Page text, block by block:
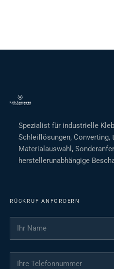
Spezialist für industrielle
Schleiflösungen, Converting,
Materialauswahl,
herstellerunabhängige
RÜCKRUF ANFORDERN
Ihr Name
Ihre Telefonnummer